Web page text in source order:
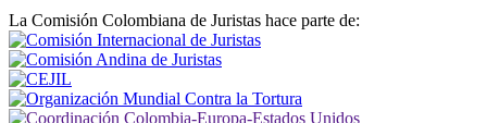
La Comisión Colombiana de Juristas hace parte de: